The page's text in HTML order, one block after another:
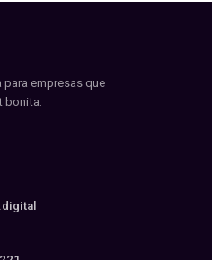
empresas que
bonita.